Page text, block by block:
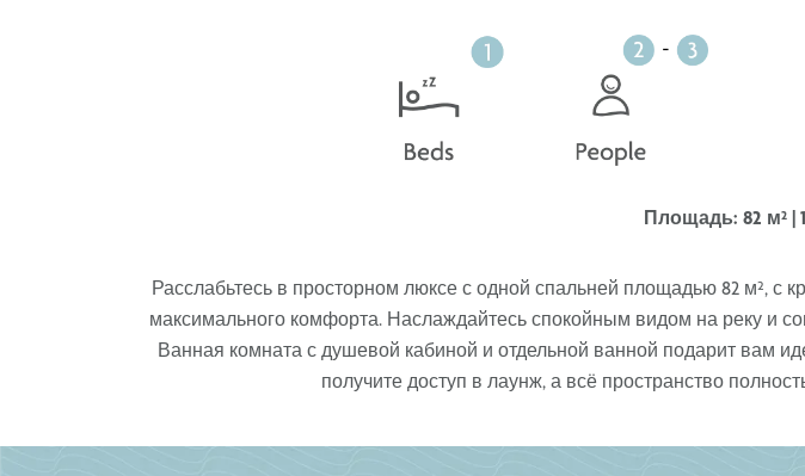
Площадь: 82 м² |
Расслабьтесь в просторном люксе с одной спальней площадью 82 м², с
максимального комфорта. Наслаждайтесь спокойным видом на реку и
Ванная комната с душевой кабиной и отдельной ванной подарит вам
получите доступ в лаунж, а всё пространство